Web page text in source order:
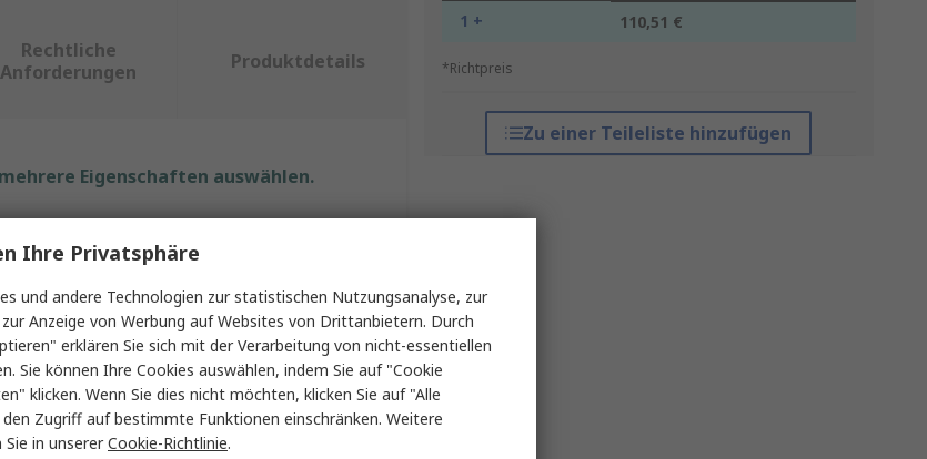
1 + 110,51 €
*Richtpreis
Zu einer Teileliste hinzufügen
Rechtliche
Anforderungen
Produktdetails
Eigenschaften auswählen.
Crimp-Werkzeug
Crimpzange
BNC-Steckverbinder, UHF-Steckverbinder
Ihre Privatsphäre
und andere Technologien zur statistischen Nutzungsanalyse, zur
Anzeige von Werbung auf Websites von Drittanbietern. Durch
erklären Sie sich mit der Verarbeitung von nicht-essentiellen
Sie können Ihre Cookies auswählen, indem Sie auf "Cookie
klicken. Wenn Sie dies nicht möchten, klicken Sie auf "Alle
Zugriff auf bestimmte Funktionen einschränken. Weitere
in unsererCookie-Richtlinie.